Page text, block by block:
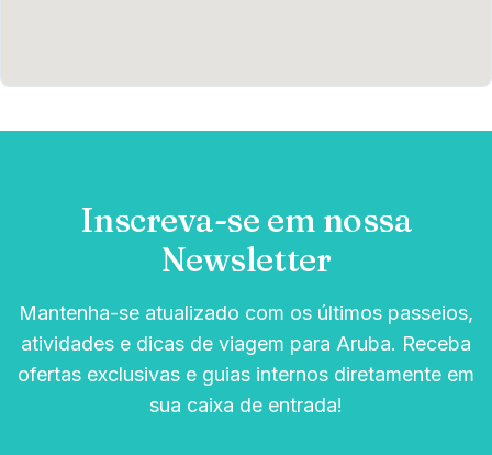
Inscreva-se em nossa
Newsletter
Mantenha-se atualizado com os últimos passeios,
atividades e dicas de viagem para Aruba. Receba
ofertas exclusivas e guias internos diretamente em
sua caixa de entrada!